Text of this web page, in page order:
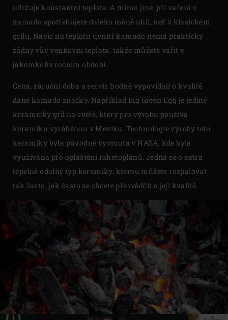
udržuje konstantní teplota. A mimo jiné, při vaření v
kamado spotřebujete daleko méně uhlí, než v klasickém
grilu. Navíc na teplotu uvnitř kamado nemá prakticky
žádný vliv venkovní teplota, takže můžete vařit v
jakémkoliv ročním období.
Cena, záruční doba a servis hodně vypovídají o kvalitě
dané kamado značky. Například Big Green Egg je jediný
keramický gril na světě, který pro výrobu používá
keramiku vyráběnou v Mexiku. Technologie výroby této
keramiky byla původně vyvinuta v NASA, kde byla
využívána pro opláštění raketoplánů. Jedná se o extra
tepelně odolný typ keramiky, kterou můžete rozpalovat
tak často, jak často se chcete přesvědčit o její kvalitě.